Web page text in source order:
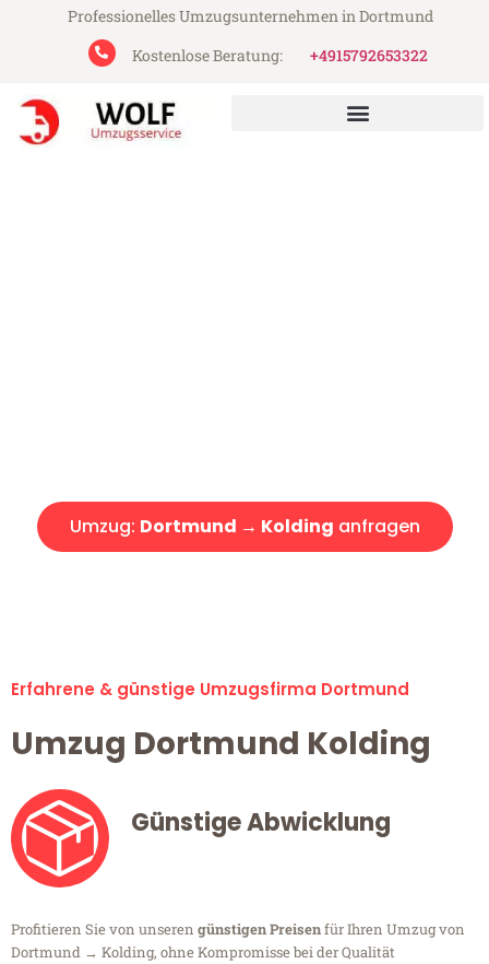
Professionelles Umzugsunternehmen in Dortmund
Kostenlose Beratung:
+4915792653322
Umzug: Dortmund → Kolding anfragen
Erfahrene & günstige Umzugsfirma Dortmund
Umzug Dortmund Kolding
Günstige Abwicklung
Profitieren Sie von unseren günstigen Preisenfür Ihren Umzug von
Dortmund → Kolding, ohne Kompromisse bei der Qualität